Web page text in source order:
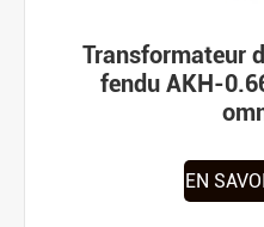
Transformateur
fendu AKH-
EN